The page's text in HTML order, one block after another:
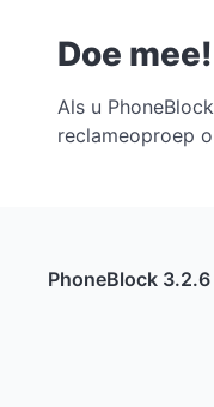
Doe mee!
Als u
reclameoproep
PhoneBlock 3.2.6